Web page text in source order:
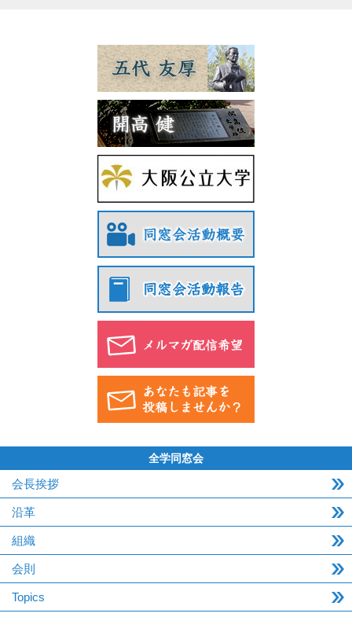
全学同窓会
会長挨拶
沿革
組織
会則
Topics